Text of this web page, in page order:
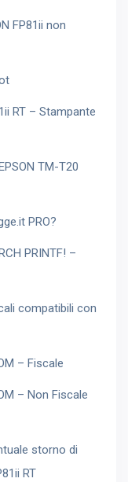
FP81ii non
RT – Stampante
TM-T20
PRO?
PRINTF! –
compatibili con
– Fiscale
– Non Fiscale
storno di
RT